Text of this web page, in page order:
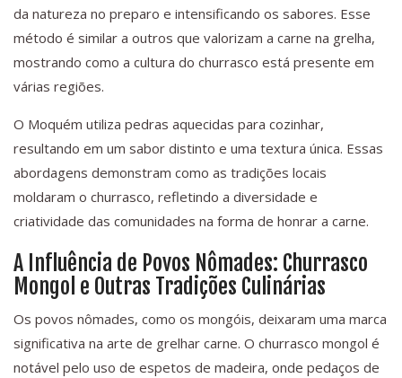
da natureza no preparo e intensificando os sabores. Esse
método é similar a outros que valorizam a carne na grelha,
mostrando como a cultura do churrasco está presente em
várias regiões.
O Moquém utiliza pedras aquecidas para cozinhar,
resultando em um sabor distinto e uma textura única. Essas
abordagens demonstram como as tradições locais
moldaram o churrasco, refletindo a diversidade e
criatividade das comunidades na forma de honrar a carne.
A Influência de Povos Nômades: Churrasco
Mongol e Outras Tradições Culinárias
Os povos nômades, como os mongóis, deixaram uma marca
significativa na arte de grelhar carne. O churrasco mongol é
notável pelo uso de espetos de madeira, onde pedaços de